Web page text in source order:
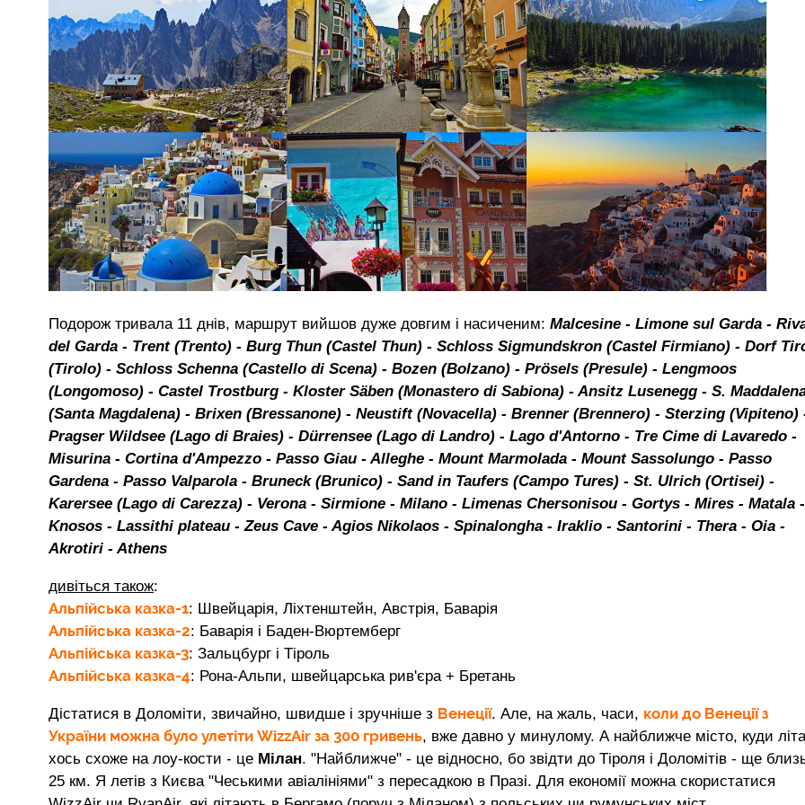
Подорож тривала 11 днів, маршрут вийшов дуже довгим і насиченим: Malcesine - Limone sul Garda -
del Garda - Trent (Trento) - Burg Thun (Castel Thun) - Schloss Sigmundskron (Castel Firmiano) - Dorf
(Tirolo) - Schloss Schenna (Castello di Scena) - Bozen (Bolzano) - Prösels (Presule) - Lengmoos
(Longomoso) - Castel Trostburg - Kloster Säben (Monastero di Sabiona) - Ansitz Lusenegg - S.
(Santa Magdalena) - Brixen (Bressanone) - Neustift (Novacella) - Brenner (Brennero) - Sterzing (Vipiteno)
Pragser Wildsee (Lago di Braies) - Dürrensee (Lago di Landro) - Lago d'Antorno - Tre Cime di Lavaredo -
Misurina - Cortina d'Ampezzo - Passo Giau - Alleghe - Mount Marmolada - Mount Sassolungo - Passo
Gardena - Passo Valparola - Bruneck (Brunico) - Sand in Taufers (Campo Tures) - St. Ulrich (Ortisei) -
Karersee (Lago di Carezza) - Verona - Sirmione - Milano - Limenas Chersonisou - Gortys - Mires - Matala -
Knosos - Lassithi plateau - Zeus Cave - Agios Nikolaos - Spinalongha - Iraklio - Santorini - Thera - Oia -
Akrotiri - Athens
дивіться також:
Альпійська казка-1: Швейцарія, Ліхтенштейн, Австрія, Баварія
Альпійська казка-2: Баварія і Баден-Вюртемберг
Альпійська казка-3: Зальцбург і Тіроль
Альпійська казка-4: Рона-Альпи, швейцарська рив'єра + Бретань
Дістатися в Доломіти, звичайно, швидше і зручніше з Венеції. Але, на жаль, часи, коли до Венеції з
України можна було улетіти WizzAir за 300 гривень, вже давно у минулому. А найближче місто, куди
хось схоже на лоу-кости - це Мілан. "Найближче" - це відносно, бо звідти до Тіроля і Доломітів - ще
25 км. Я летів з Києва "Чеськими авіалініями" з пересадкою в Празі. Для економії можна скористатися